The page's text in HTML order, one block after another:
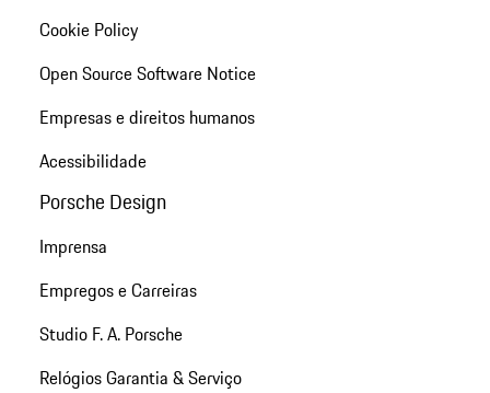
Cookie Policy
Open Source Software Notice
Empresas e direitos humanos
Acessibilidade
Porsche Design
Imprensa
Empregos e Carreiras
Studio F. A. Porsche
Relógios Garantia & Serviço